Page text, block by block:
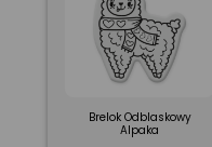
Brelok Odblaskowy
Alpaka